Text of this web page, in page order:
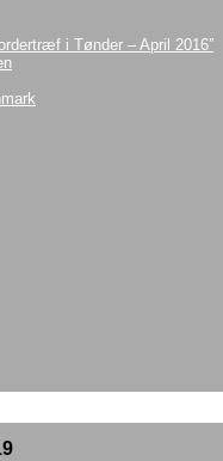
i Tønder – April 2016”